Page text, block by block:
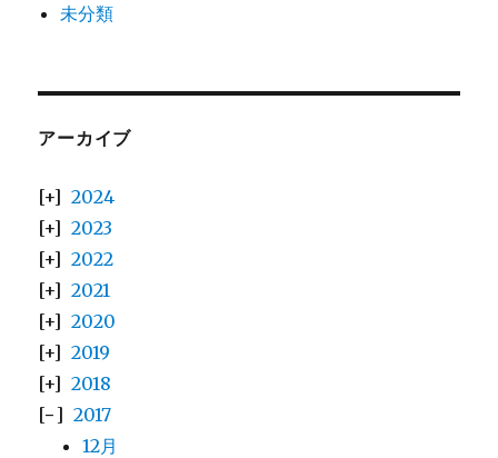
未分類
アーカイブ
2024
2023
2022
2021
2020
2019
2018
2017
12月